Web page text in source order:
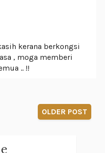
kerana berkongsi
, moga memberi
.. !!
OLDER POST